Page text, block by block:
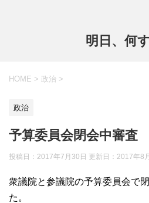
明日、何
HOME > 政治 >
政治
予算委員会閉会中審査
投稿日：2017年7月30日 更新日： 2017年8
衆議院と参議院の予算委員会で
た。